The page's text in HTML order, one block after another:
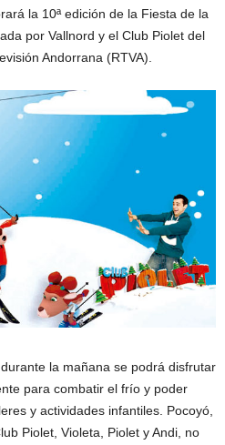
la 10ª edición de la Fiesta de la
por Vallnord y el Club Piolet del
Andorrana (RTVA).
la mañana se podrá disfrutar
para combatir el frío y poder
y actividades infantiles. Pocoyó,
Piolet, Violeta, Piolet y Andi, no